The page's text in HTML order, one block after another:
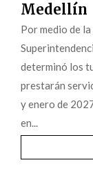
Medellín
Por medio de
determinó los
prestarán
y enero de
en...